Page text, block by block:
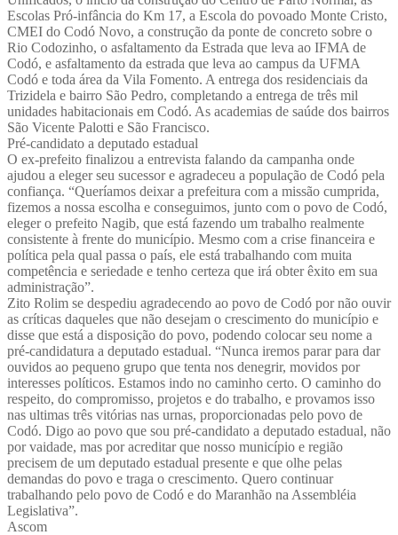
Escolas Pró-infância do Km 17, a Escola do povoado Monte Cristo,
CMEI do Codó Novo, a construção da ponte de concreto sobre o
Rio Codozinho, o asfaltamento da Estrada que leva ao IFMA de
Codó, e asfaltamento da estrada que leva ao campus da UFMA
Codó e toda área da Vila Fomento. A entrega dos residenciais da
Trizidela e bairro São Pedro, completando a entrega de três mil
unidades habitacionais em Codó. As academias de saúde dos bairros
São Vicente Palotti e São Francisco.
Pré-candidato a deputado estadual
O ex-prefeito finalizou a entrevista falando da campanha onde
ajudou a eleger seu sucessor e agradeceu a população de Codó pela
confiança. “Queríamos deixar a prefeitura com a missão cumprida,
fizemos a nossa escolha e conseguimos, junto com o povo de Codó,
eleger o prefeito Nagib, que está fazendo um trabalho realmente
consistente à frente do município. Mesmo com a crise financeira e
política pela qual passa o país, ele está trabalhando com muita
competência e seriedade e tenho certeza que irá obter êxito em sua
administração”.
Zito Rolim se despediu agradecendo ao povo de Codó por não ouvir
as críticas daqueles que não desejam o crescimento do município e
disse que está a disposição do povo, podendo colocar seu nome a
pré-candidatura a deputado estadual. “Nunca iremos parar para dar
ouvidos ao pequeno grupo que tenta nos denegrir, movidos por
interesses políticos. Estamos indo no caminho certo. O caminho do
respeito, do compromisso, projetos e do trabalho, e provamos isso
nas ultimas três vitórias nas urnas, proporcionadas pelo povo de
Codó. Digo ao povo que sou pré-candidato a deputado estadual, não
por vaidade, mas por acreditar que nosso município e região
precisem de um deputado estadual presente e que olhe pelas
demandas do povo e traga o crescimento. Quero continuar
trabalhando pelo povo de Codó e do Maranhão na Assembléia
Legislativa”.
Ascom